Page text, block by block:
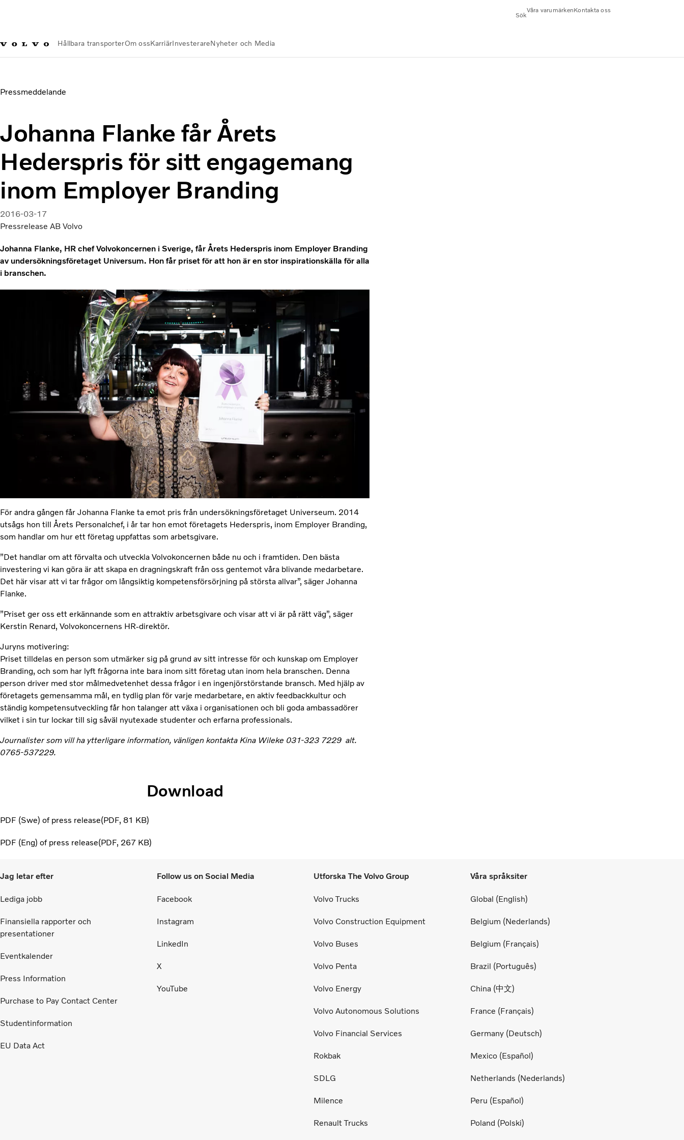
Sök
Våra varumärkenKontakta oss
Hållbara transporterOm ossKarriärInvesterareNyheter och Media
Pressmeddelande
Johanna Flanke får Årets
Hederspris för sitt engagemang
inom Employer Branding
2016-03-17
Pressrelease AB Volvo
Johanna Flanke, HR chef Volvokoncernen i Sverige, får Årets Hederspris inom Employer Branding
av undersökningsföretaget Universum. Hon får priset för att hon är en stor inspirationskälla för alla
i branschen.
För andra gången får Johanna Flanke ta emot pris från undersökningsföretaget Universeum. 2014
utsågs hon till Årets Personalchef, i år tar hon emot företagets Hederspris, inom Employer Branding,
som handlar om hur ett företag uppfattas som arbetsgivare.
”Det handlar om att förvalta och utveckla Volvokoncernen både nu och i framtiden. Den bästa
investering vi kan göra är att skapa en dragningskraft från oss gentemot våra blivande medarbetare.
Det här visar att vi tar frågor om långsiktig kompetensförsörjning på största allvar”, säger Johanna
Flanke.
”Priset ger oss ett erkännande som en attraktiv arbetsgivare och visar att vi är på rätt väg”, säger
Kerstin Renard, Volvokoncernens HR-direktör.
Juryns motivering:
Priset tilldelas en person som utmärker sig på grund av sitt intresse för och kunskap om Employer
Branding, och som har lyft frågorna inte bara inom sitt företag utan inom hela branschen. Denna
person driver med stor målmedvetenhet dessa frågor i en ingenjörstörstande bransch. Med hjälp av
företagets gemensamma mål, en tydlig plan för varje medarbetare, en aktiv feedbackkultur och
ständig kompetensutveckling får hon talanger att växa i organisationen och bli goda ambassadörer
vilket i sin tur lockar till sig såväl nyutexade studenter och erfarna professionals.
Journalister som vill ha ytterligare information, vänligen kontakta Kina Wileke 031-323 7229 alt.
0765-537229.
Download
PDF (Swe) of press release PDF 81 KB
PDF (Eng) of press release PDF 267 KB
Jag letar efter
Lediga jobb
Finansiella rapporter och
presentationer
Eventkalender
Press Information
Purchase to Pay Contact Center
Studentinformation
EU Data Act
Follow us on Social Media
Facebook
Instagram
LinkedIn
X
YouTube
Utforska The Volvo Group
Volvo Trucks
Volvo Construction Equipment
Volvo Buses
Volvo Penta
Volvo Energy
Volvo Autonomous Solutions
Volvo Financial Services
Rokbak
SDLG
Milence
Renault Trucks
Våra språksiter
Global (English)
Belgium (Nederlands)
Belgium (Français)
Brazil (Português)
China (中文)
France (Français)
Germany (Deutsch)
Mexico (Español)
Netherlands (Nederlands)
Peru (Español)
Poland (Polski)